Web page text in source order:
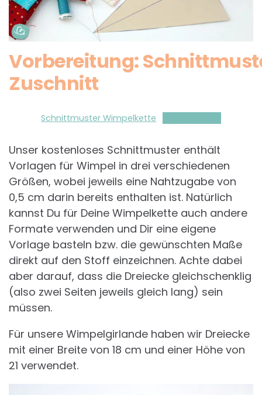
Vorbereitung:
Zuschnitt
Schnittmuster Wimpelkette
Unser kostenloses Schnittmuster enthält
Vorlagen für Wimpel in drei verschiedenen
Größen, wobei jeweils eine Nahtzugabe von
0,5 cm darin bereits enthalten ist. Natürlich
kannst Du für Deine Wimpelkette auch andere
Formate verwenden und Dir eine eigene
Vorlage basteln bzw. die gewünschten Maße
direkt auf den Stoff einzeichnen. Achte dabei
aber darauf, dass die Dreiecke gleichschenklig
(also zwei Seiten jeweils gleich lang) sein
müssen.
Für unsere Wimpelgirlande haben wir Dreiecke
mit einer Breite von 18 cm und einer Höhe von
21 verwendet.